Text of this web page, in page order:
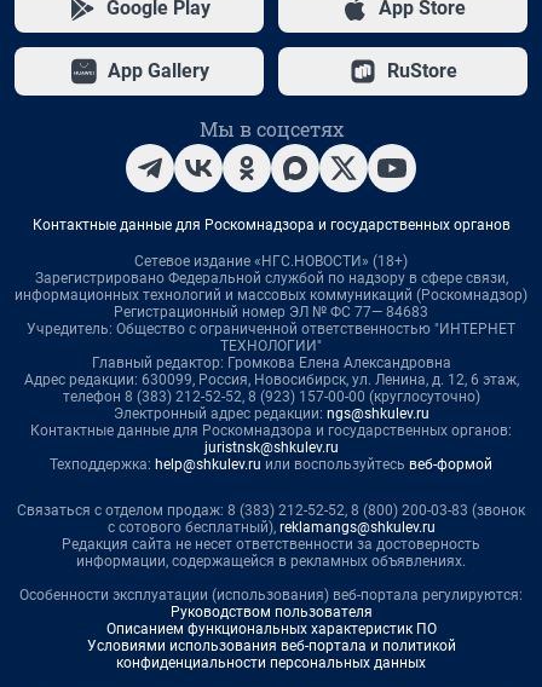
Google Play App Store
App Gallery RuStore
Мы в соцсетях
Контактные данные для Роскомнадзора и государственных органов
Сетевое издание «НГС.НОВОСТИ» (18+)
Зарегистрировано Федеральной службой по надзору в сфере связи,
информационных технологий и массовых коммуникаций (Роскомнадзор)
Регистрационный номер ЭЛ № ФС 77— 84683
Учредитель: Общество с ограниченной ответственностью "ИНТЕРНЕТ
ТЕХНОЛОГИИ"
Главный редактор: Громкова Елена Александровна
Адрес редакции: 630099, Россия, Новосибирск, ул. Ленина, д. 12, 6 этаж,
телефон 8 (383) 212-52-52, 8 (923) 157-00-00 (круглосуточно)
Электронный адрес редакции: ngs@shkulev.ru
Контактные данные для Роскомнадзора и государственных органов:
juristnsk@shkulev.ru
Техподдержка: help@shkulev.ru или воспользуйтесь веб-формой
Связаться с отделом продаж: 8 (383) 212-52-52, 8 (800) 200-03-83 (звонок
с сотового бесплатный), reklamangs@shkulev.ru
Редакция сайта не несет ответственности за достоверность
информации, содержащейся в рекламных объявлениях.
Особенности эксплуатации (использования) веб-портала регулируются:
Руководством пользователя
Описанием функциональных характеристик ПО
Условиями использования веб-портала и политикой
конфиденциальности персональных данных